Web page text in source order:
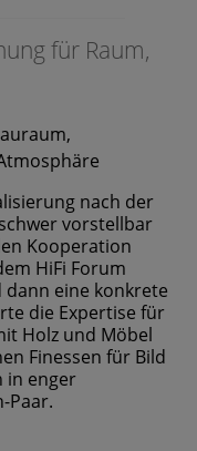
für Raum,
nach der
vorstellbar
Kooperation
HiFi Forum
dann eine konkrete
die Expertise für
Holz und Möbel
Finessen für Bild
in enger
Paar.